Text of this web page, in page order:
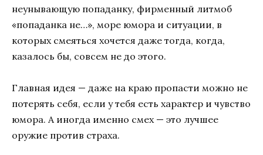
неунывающую попаданку, фирменный литмоб
«попаданка не…», море юмора и ситуации, в
которых смеяться хочется даже тогда, когда,
казалось бы, совсем не до этого.
Главная идея — даже на краю пропасти можно не
потерять себя, если у тебя есть характер и чувство
юмора. А иногда именно смех — это лучшее
оружие против страха.